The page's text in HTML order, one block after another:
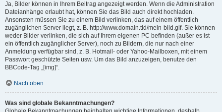
Ja, Bilder können in Ihrem Beitrag angezeigt werden. Wenn die Administration
Dateianhänge erlaubt hat, können Sie das Bild auch direkt hochladen.
Ansonsten müssen Sie zu einem Bild verlinken, das auf einem öffentlich
zugänglichen Server liegt, z. B. http://www.domain.tld/mein-bild.gif. Sie können
weder Bilder verlinken, die sich auf Ihrem eigenen PC befinden (außer es ist
ein öffentlich zugänglicher Server), noch zu Bildern, die nur nach einer
Anmeldung verfügbar sind, z. B. Hotmail- oder Yahoo-Mailboxen, mit einem
Passwort geschützte Seiten usw. Um das Bild anzuzeigen, benutze den
BBCode-Tag „[img]“.
Nach oben
Was sind globale Bekanntmachungen?